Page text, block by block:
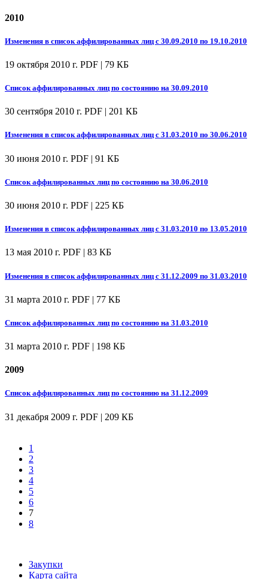
2010
Изменения в список аффилированных лиц с 30.09.2010 по 19.10.2010
19 октября 2010 г. PDF | 79 КБ
Список аффилированных лиц по состоянию на 30.09.2010
30 сентября 2010 г. PDF | 201 КБ
Изменения в список аффилированных лиц с 31.03.2010 по 30.06.2010
30 июня 2010 г. PDF | 91 КБ
Список аффилированных лиц по состоянию на 30.06.2010
30 июня 2010 г. PDF | 225 КБ
Изменения в список аффилированных лиц с 31.03.2010 по 13.05.2010
13 мая 2010 г. PDF | 83 КБ
Изменения в список аффилированных лиц с 31.12.2009 по 31.03.2010
31 марта 2010 г. PDF | 77 КБ
Список аффилированных лиц по состоянию на 31.03.2010
31 марта 2010 г. PDF | 198 КБ
2009
Список аффилированных лиц по состоянию на 31.12.2009
31 декабря 2009 г. PDF | 209 КБ
1
2
3
4
5
6
7
8
Закупки
Карта сайта